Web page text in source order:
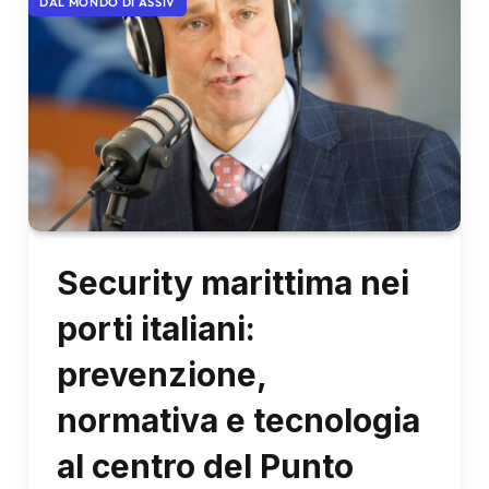
Security marittima nei
porti italiani:
prevenzione,
normativa e tecnologia
al centro del Punto